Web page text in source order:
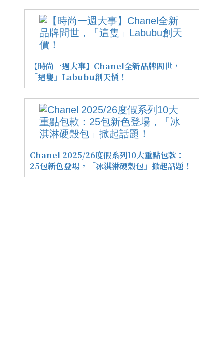
【時尚一週大事】Chanel全新品牌問世，
「這隻」Labubu創天價！
Chanel 2025/26度假系列10大重點包款：
25包新色登場，「冰淇淋硬殼包」掀起話題！